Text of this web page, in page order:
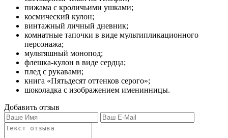
пижама с кроличьими ушками;
космический кулон;
винтажный личный дневник;
комнатные тапочки в виде мультипликационного
персонажа;
мультяшный монопод;
флешка-кулон в виде сердца;
плед с рукавами;
книга «Пятьдесят оттенков серого»;
шоколадка с изображением именинницы.
Добавить отзыв